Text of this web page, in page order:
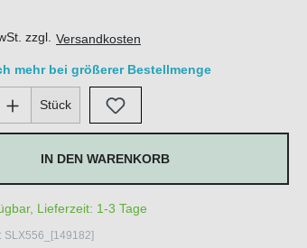
zzgl. Versandkosten
mehr bei größerer Bestellmenge
Gib den gewünschten Wert ein oder
Stück
IN DEN WARENKORB
Lieferzeit: 1-3 Tage
SLX556_[149182]